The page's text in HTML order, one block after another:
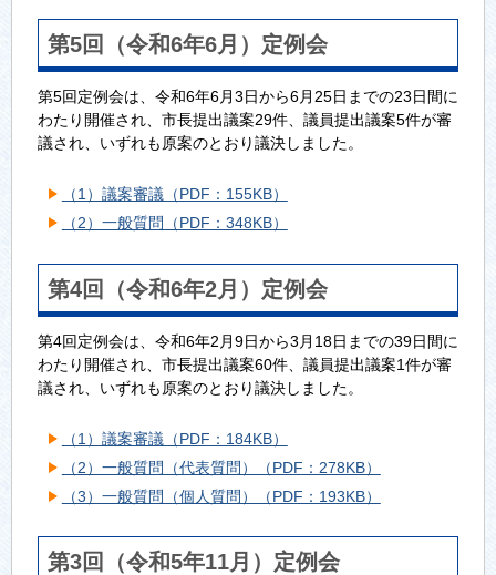
第5回（令和6年6月）定例会
第5回定例会は、令和6年6月3日から6月25日までの23日間に
わたり開催され、市長提出議案29件、議員提出議案5件が審
議され、いずれも原案のとおり議決しました。
（1）議案審議（PDF：155KB）
（2）一般質問（PDF：348KB）
第4回（令和6年2月）定例会
第4回定例会は、令和6年2月9日から3月18日までの39日間に
わたり開催され、市長提出議案60件、議員提出議案1件が審
議され、いずれも原案のとおり議決しました。
（1）議案審議（PDF：184KB）
（2）一般質問（代表質問）（PDF：278KB）
（3）一般質問（個人質問）（PDF：193KB）
第3回（令和5年11月）定例会